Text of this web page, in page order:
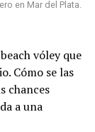
en Mar del Plata.
vóley que
Cómo se las
chances
a una